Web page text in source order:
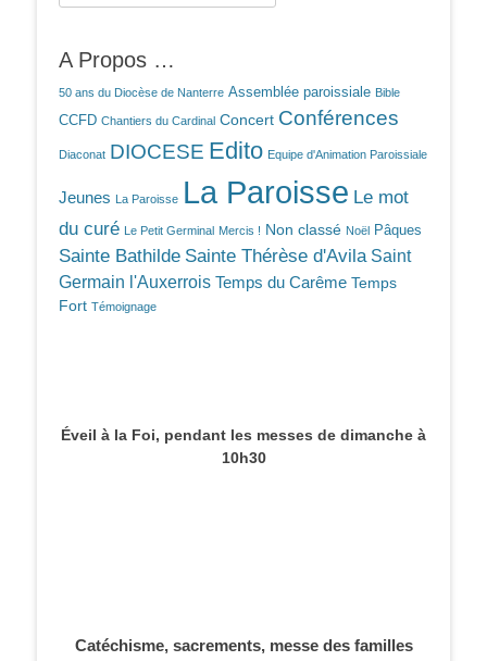
A Propos …
50 ans du Diocèse de Nanterre Assemblée paroissiale Bible
CCFD Chantiers du Cardinal Concert Conférences
Diaconat DIOCESE Edito Equipe d'Animation Paroissiale
Jeunes La Paroisse La Paroisse Le mot
du curé Le Petit Germinal Mercis ! Non classé Noël Pâques
Sainte Bathilde Sainte Thérèse d'Avila Saint
Germain l'Auxerrois Temps du Carême Temps
Fort Témoignage
Éveil à la Foi, pendant les messes de dimanche à
10h30
Catéchisme, sacrements, messe des familles